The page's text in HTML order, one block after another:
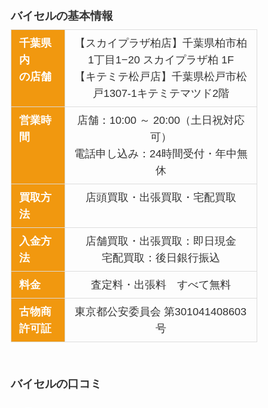
バイセルの基本情報
千葉県
内
の店舗
【スカイプラザ柏店】千葉県柏市柏
1丁目1−20 スカイプラザ柏 1F
【キテミテ松戸店】千葉県松戸市松
戸1307-1キテミテマツド2階
営業時
間
店舗：10:00 ～ 20:00（土日祝対応
可）
電話申し込み：24時間受付・年中無
休
買取方
法
店頭買取・出張買取・宅配買取
入金方
法
店舗買取・出張買取：即日現金
宅配買取：後日銀行振込
料金 査定料・出張料 すべて無料
古物商
許可証
東京都公安委員会 第301041408603
号
バイセルの口コミ